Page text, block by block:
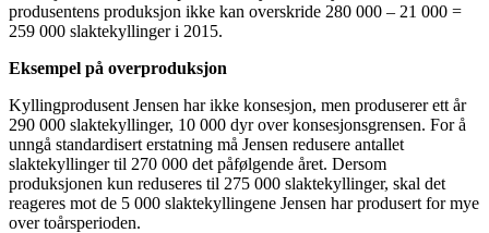
produsentens produksjon ikke kan overskride 280 000 – 21 000 =
259 000 slaktekyllinger i 2015.
Eksempel på overproduksjon
Kyllingprodusent Jensen har ikke konsesjon, men produserer ett år
290 000 slaktekyllinger, 10 000 dyr over konsesjonsgrensen. For å
unngå standardisert erstatning må Jensen redusere antallet
slaktekyllinger til 270 000 det påfølgende året. Dersom
produksjonen kun reduseres til 275 000 slaktekyllinger, skal det
reageres mot de 5 000 slaktekyllingene Jensen har produsert for mye
over toårsperioden.